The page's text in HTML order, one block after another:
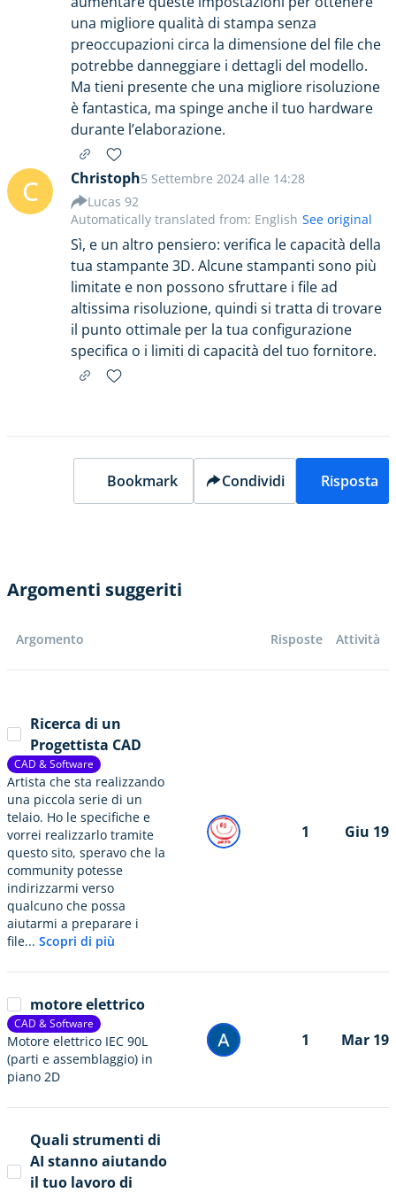
una migliore qualità di stampa senza
preoccupazioni circa la dimensione del file che
potrebbe danneggiare i dettagli del modello.
Ma tieni presente che una migliore risoluzione
è fantastica, ma spinge anche il tuo hardware
durante l’elaborazione.
C Christoph5 Settembre 2024 alle 14:28
Lucas 92
Sì, e un altro pensiero: verifica le capacità della
tua stampante 3D. Alcune stampanti sono più
limitate e non possono sfruttare i file ad
altissima risoluzione, quindi si tratta di trovare
il punto ottimale per la tua configurazione
specifica o i limiti di capacità del tuo fornitore.
Automatically translated from: English See original
Bookmark Condividi Risposta
Argomenti suggeriti
Argomento Risposte Attività
Ricerca di un
Progettista CAD
CAD & Software
Artista che sta realizzando
una piccola serie di un
telaio. Ho le specifiche e
vorrei realizzarlo tramite
questo sito, speravo che la
community potesse
indirizzarmi verso
qualcuno che possa
aiutarmi a preparare i
file... Scopri di più
1 Giu 19
motore elettrico
CAD & Software
Motore elettrico IEC 90L
(parti e assemblaggio) in
piano 2D
1 Mar 19
Quali strumenti di
AI stanno aiutando
il tuo lavoro di